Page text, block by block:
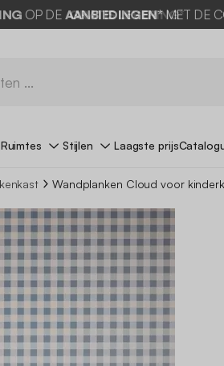
OP DE AANBIEDINGEN*MET DE
Ruimtes Stijlen Laagste prijs
Wandplanken Cloud voor